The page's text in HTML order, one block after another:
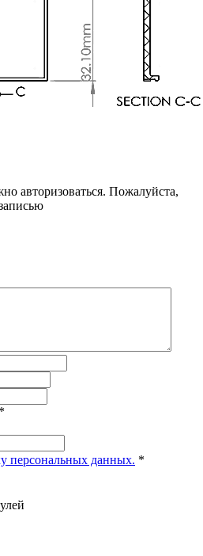
авторизоваться. Пожалуйста,
*
персональных данных. *